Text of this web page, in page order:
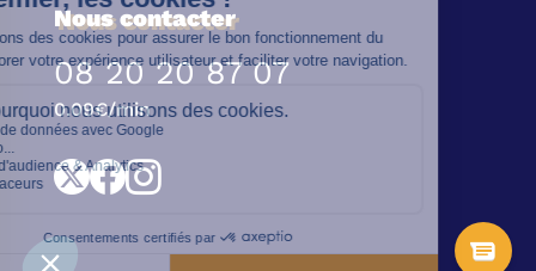
Nous contacter
08 20 20 87 07
0.09€/min